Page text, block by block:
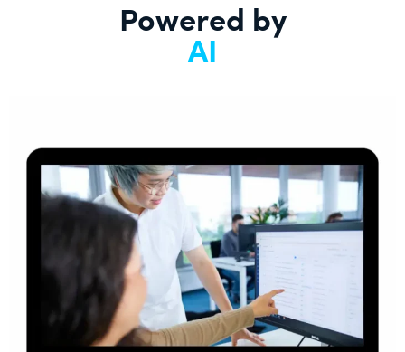
Powered by
AI